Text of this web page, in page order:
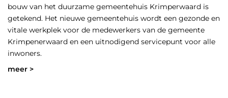
bouw van het duurzame gemeentehuis Krimperwaard is
getekend. Het nieuwe gemeentehuis wordt een gezonde en
vitale werkplek voor de medewerkers van de gemeente
Krimpenerwaard en een uitnodigend servicepunt voor alle
inwoners.
meer >